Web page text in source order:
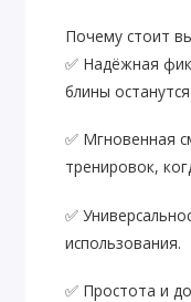
Почему стоит
✅ Надёжная
блины
✅ Мгновенная
тренировок,
✅
использования.
✅ Простота и